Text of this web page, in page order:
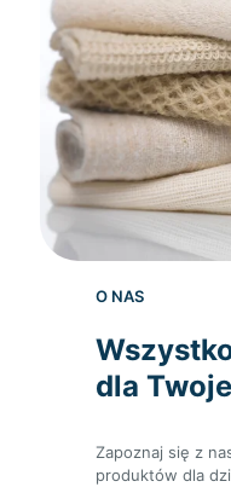
O NAS
dla
Zapoznaj się z
produktów dla